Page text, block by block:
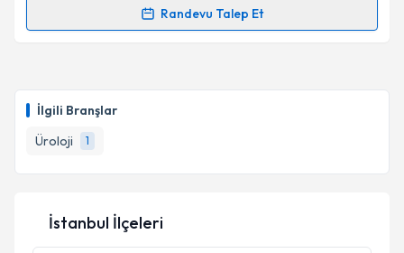
İlgili Branşlar
Üroloji
1
Takvim Talebini Gönder
Randevu Talep Et
Randevu Takvimi Talebi
takvim hazırlandığında e-posta ile bilgilendireceğiz.
E-posta Adresiniz
Kişisel verilerimin işlenmesine ilişkinAydınlatma
İstanbul İlçeleri